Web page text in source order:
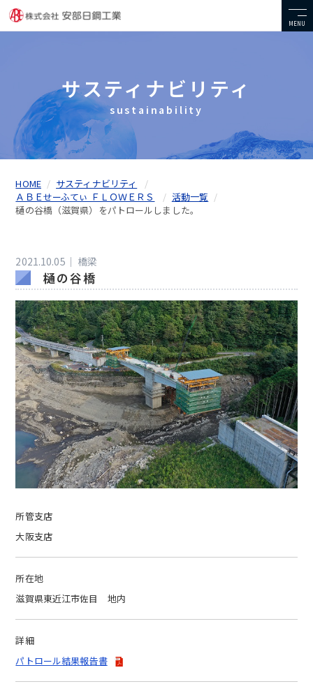
MENU
サスティナビリティ
sustainability
HOME
サスティナビリティ
ＡＢＥせーふてぃ ＦＬＯＷＥＲＳ
活動一覧
樋の谷橋（滋賀県）をパトロールしました。
2021.10.05｜ 橋梁
樋の谷橋
所管支店
大阪支店
所在地
滋賀県東近江市佐目 地内
詳細
パトロール結果報告書